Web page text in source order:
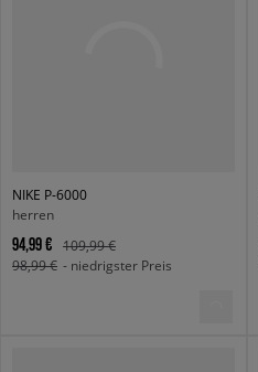
NIKE P-6000
herren
94,99 €
109,99 €
98,99 € - niedrigster Preis